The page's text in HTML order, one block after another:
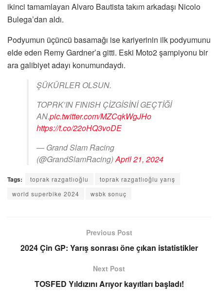
ikinci tamamlayan Alvaro Bautista takım arkadaşı Nicolo
Bulega’dan aldı.
Podyumun üçüncü basamağı ise kariyerinin ilk podyumunu
elde eden Remy Gardner’a gitti. Eski Moto2 şampiyonu bir
ara galibiyet adayı konumundaydı.
ŞÜKÜRLER OLSUN.
TOPRK’IN FINISH ÇİZGİSİNİ GEÇTİĞİ
AN.pic.twitter.com/MZCqkWgJHo
https://t.co/22oHQ3voDE
— Grand Slam Racing
(@GrandSlamRacing)April 21, 2024
Tags: toprak razgatlıoğlu
toprak razgatlıoğlu yarış
world superbike 2024
wsbk sonuç
Previous Post
2024 Çin GP: Yarış sonrası öne çıkan istatistikler
Next Post
TOSFED Yıldızını Arıyor kayıtları başladı!